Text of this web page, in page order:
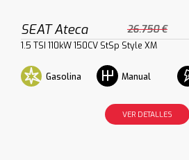
SEAT Ateca 26.750 €
1.5 TSI 110kW 150CV StSp Style XM
Gasolina Manual
VER DETALLES